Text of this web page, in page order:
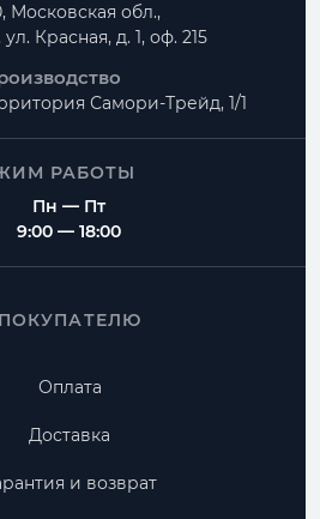
Московская обл.,
Красная, д. 1, оф. 215
Самори-Трейд, 1/1
РАБОТЫ
Пн — Пт
9:00 — 18:00
ПОКУПАТЕЛЮ
Оплата
Доставка
и возврат